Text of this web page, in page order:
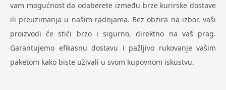
vam mogućnost da odaberete između brze kurirske dostave
ili preuzimanja u našim radnjama. Bez obzira na izbor, vaši
proizvodi će stići brzo i sigurno, direktno na vaš prag.
Garantujemo efikasnu dostavu i pažljivo rukovanje vašim
paketom kako biste uživali u svom kupovnom iskustvu.